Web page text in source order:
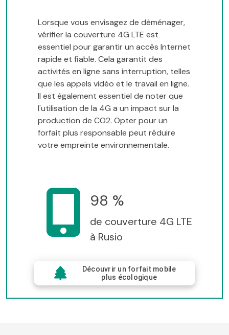
Lorsque vous envisagez de déménager,
vérifier la couverture 4G LTE est
essentiel pour garantir un accès Internet
rapide et fiable. Cela garantit des
activités en ligne sans interruption, telles
que les appels vidéo et le travail en ligne.
Il est également essentiel de noter que
l'utilisation de la 4G a un impact sur la
production de CO2. Opter pour un
forfait plus responsable peut réduire
votre empreinte environnementale.
98 %
de couverture 4G LTE
à Rusio
Découvrir un forfait mobile
plus écologique